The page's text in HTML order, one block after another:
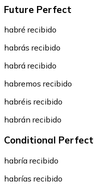
Future Perfect
habré recibido
habrás recibido
habrá recibido
habremos recibido
habréis recibido
habrán recibido
Conditional Perfect
habría recibido
habrías recibido